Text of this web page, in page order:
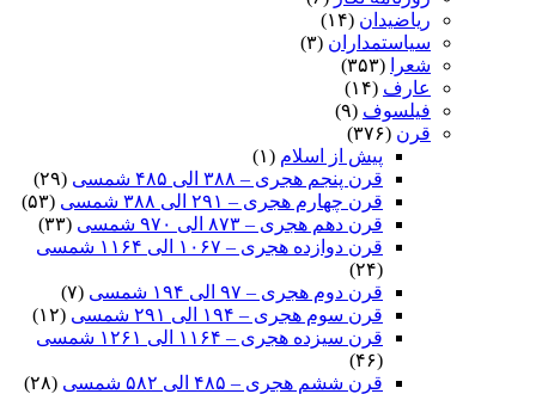
ریاضیدان (۱۴)
سیاستمداران (۳)
شعرا
(۳۵۳)
عارف (۱۴)
فیلسوف (۹)
قرن (۳۷۶)
پیش از اسلام (۱)
قرن پنجم هجری – ۳۸۸ الی ۴۸۵ شمسی
(۲۹)
قرن چهارم هجری – ۲۹۱ الی ۳۸۸ شمسی
(۵۳)
قرن دهم هجری – ۸۷۳ الی ۹۷۰ شمسی
(۳۳)
قرن دوازده هجری – ۱۰۶۷ الی ۱۱۶۴ شمسی
(۲۴)
قرن دوم هجری – ۹۷ الی ۱۹۴ شمسی
(۷)
قرن سوم هجری – ۱۹۴ الی ۲۹۱ شمسی
(۱۲)
قرن سیزده هجری – ۱۱۶۴ الی ۱۲۶۱ شمسی
(۴۶)
قرن ششم هجری – ۴۸۵ الی ۵۸۲ شمسی
(۲۸)